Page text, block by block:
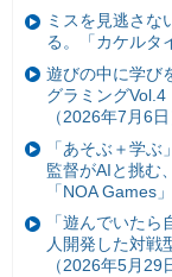
ミスを見逃さな
る。「カケルタ
遊びの中に学び
グラミング
（2026年7月6日
「あそぶ＋学
監督がAIと挑む
「NOA Games
「遊んでいた
人開発した対戦
（2026年5月29